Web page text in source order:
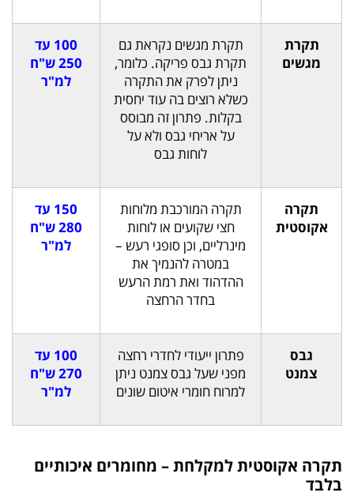
תקרת
מגשים
תקרת מגשים נקראת גם
תקרת גבס פריקה. כלומר,
ניתן לפרק את התקרה
כשלא רוצים בה עוד יחסית
בקלות. פתרון זה מבוסס
על אריחי גבס ולא על
לוחות גבס
100 עד
250 ש"ח
למ"ר
תקרה
אקוסטית
תקרה המורכבת מלוחות
חצי שקועים או לוחות
מינרליים, וכן סופגי רעש –
במטרה להנמיך את
ההדהוד ואת רמת הרעש
בחדר הרחצה
150 עד
280 ש"ח
למ"ר
גבס
צמנט
פתרון ייעודי לחדרי רחצה
מפני שעל גבס צמנט ניתן
למרוח חומרי איטום שונים
100 עד
270 ש"ח
למ"ר
תקרה אקוסטית למקלחת – מחומרים איכותיים
בלבד